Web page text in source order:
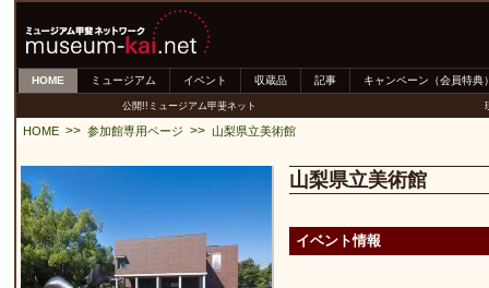
HOME ミュージアム イベント 収蔵品 記事 キャンペーン（会員特典
公開!!ミュージアム甲斐ネット
HOME >> 参加館専用ページ >> 山梨県立美術館
山梨県立美術館
イベント情報